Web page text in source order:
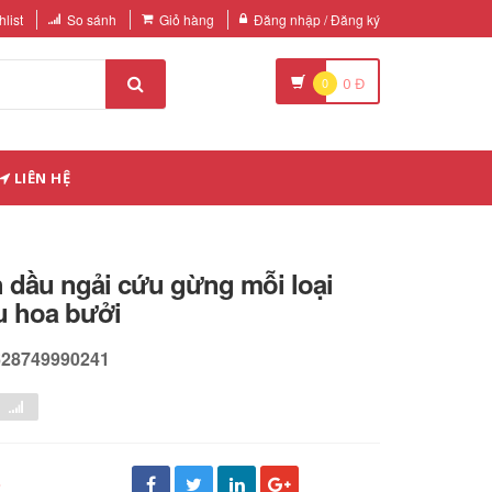
So sánh Giỏ hàng Đăng nhập / Đăng ký
0 0 Đ
LIÊN HỆ
dầu ngải cứu gừng mỗi loại
hoa bưởi